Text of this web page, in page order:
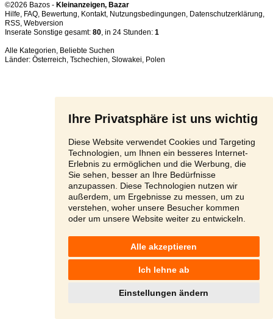
Ihre Privatsphäre ist uns wichtig
Diese Website verwendet Cookies und Targeting
Technologien, um Ihnen ein besseres Internet-
Erlebnis zu ermöglichen und die Werbung, die
Sie sehen, besser an Ihre Bedürfnisse
anzupassen. Diese Technologien nutzen wir
außerdem, um Ergebnisse zu messen, um zu
verstehen, woher unsere Besucher kommen
oder um unsere Website weiter zu entwickeln.
Alle akzeptieren
Ich lehne ab
Einstellungen ändern
©2026 Bazos - Kleinanzeigen, Bazar
Hilfe, FAQ, Bewertung, Kontakt, Nutzungsbedingungen, Datenschutzerklärung,
RSS,
Inserate Sonstige gesamt: 80, in 24 Stunden: 1
Alle Kategorien, Beliebte Suchen
Länder: Österreich, Tschechien, Slowakei, Polen